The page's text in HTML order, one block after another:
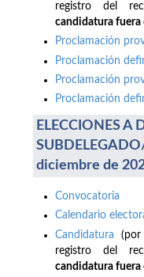
registro del
candidatura fuera
Proclamación
Proclamación
Proclamación
Proclamación
ELECCIONES A
diciembre de
Convocatoria
Calendario
Candidatura (por
registro del
candidatura fuera